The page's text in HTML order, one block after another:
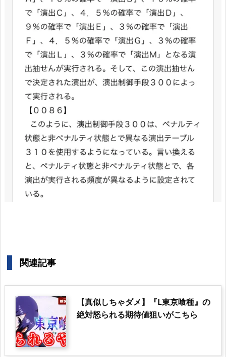
関連記事
【真似しちゃダメ】『L東京喰種』の
絶対怒られる期待値狙いがこちら